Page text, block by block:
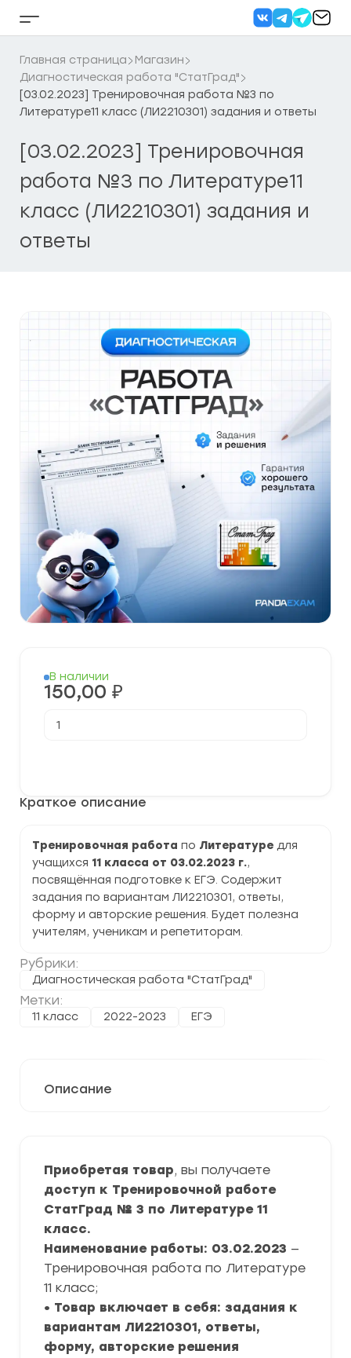
Кнопка
бокового
меню
Главная страница
Магазин
Диагностическая работа "СтатГрад"
[03.02.2023] Тренировочная работа №3 по
Литературе11 класс (ЛИ2210301) задания и ответы
[03.02.2023] Тренировочная
работа №3 по Литературе11
класс (ЛИ2210301) задания и
ответы
Краткое описание
Тренировочная работа по Литературе для
учащихся 11 класса от 03.02.2023 г.,
посвящённая подготовке к ЕГЭ. Содержит
задания по вариантам ЛИ2210301, ответы,
форму и авторские решения. Будет полезна
учителям, ученикам и репетиторам.
Рубрики:
Диагностическая работа "СтатГрад"
Метки:
11 класс 2022-2023 ЕГЭ
В наличии
150,00 ₽
товара
Литературе11
задания
и
ответы
Описание
Приобретая товар, вы получаете
доступ к Тренировочной работе
СтатГрад № 3 по Литературе 11
класс.
Наименование работы: 03.02.2023 —
Тренировочная работа по Литературе
11 класс;
• Товар включает в себя: задания к
вариантам ЛИ2210301, ответы,
форму, авторские решения